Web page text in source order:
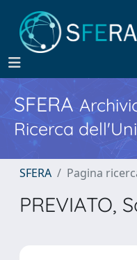
SFERA
Ricerca
SFERA Pagina
PREVIATO,